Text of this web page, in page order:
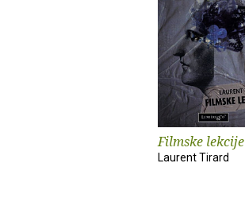
Filmske lekcije
Laurent Tirard